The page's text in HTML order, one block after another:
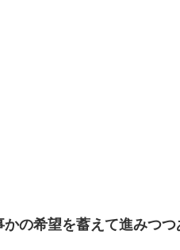
の希望を蓄えて進みつ